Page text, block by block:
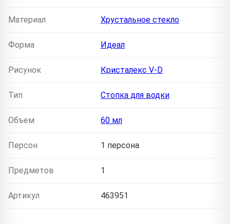
Материал Хрустальное стекло
Форма Идеал
Рисунок Кристалекс V-D
Тип Стопка для водки
Объем 60 мл
Персон 1 персона
Предметов 1
Артикул 463951